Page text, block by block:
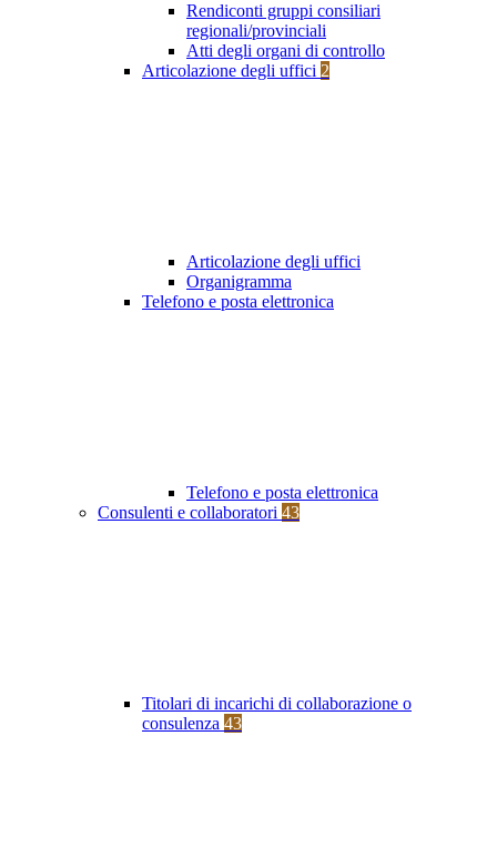
Rendiconti gruppi consiliari
regionali/provinciali
Atti degli organi di controllo
Articolazione degli uffici 2
Articolazione degli uffici
Organigramma
Telefono e posta elettronica
Telefono e posta elettronica
Consulenti e collaboratori 43
Titolari di incarichi di collaborazione o
consulenza 43